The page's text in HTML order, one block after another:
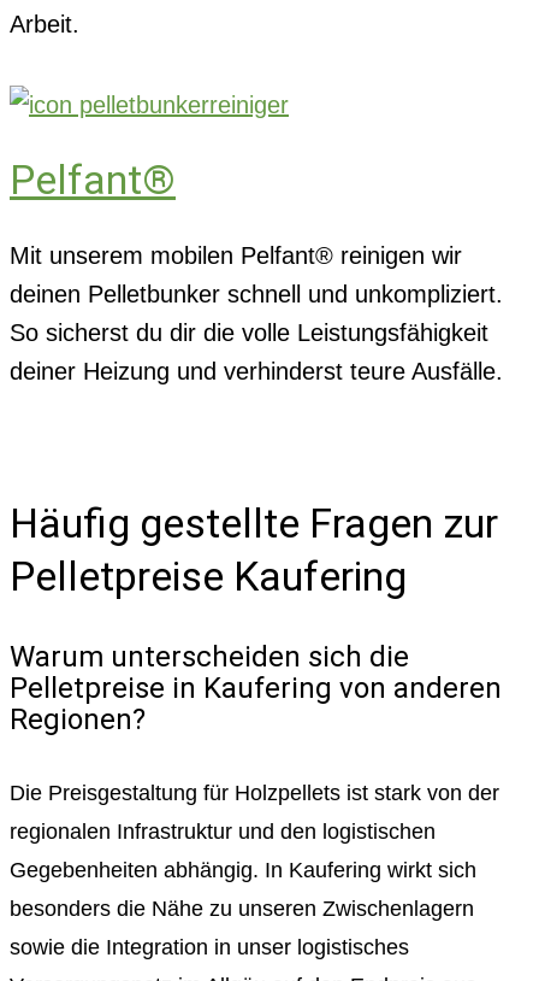
Arbeit.
Pelfant®
Mit unserem mobilen Pelfant® reinigen wir
deinen Pelletbunker schnell und unkompliziert.
So sicherst du dir die volle Leistungsfähigkeit
deiner Heizung und verhinderst teure Ausfälle.
Häufig gestellte Fragen zur
Pelletpreise Kaufering
Warum unterscheiden sich die
Pelletpreise in Kaufering von anderen
Regionen?
Die Preisgestaltung für Holzpellets ist stark von der
regionalen Infrastruktur und den logistischen
Gegebenheiten abhängig. In Kaufering wirkt sich
besonders die Nähe zu unseren Zwischenlagern
sowie die Integration in unser logistisches